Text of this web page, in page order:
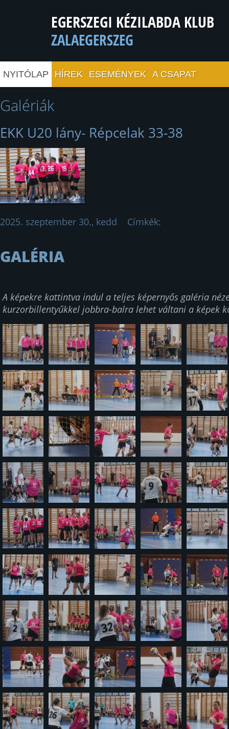
EGERSZEGI KÉZILABDA KLUB
ZALAEGERSZEG
NYITÓLAP HÍREK ESEMÉNYEK A CSAPAT
Galériák
EKK U20 lány- Répcelak 33-38
2025. szeptember 30., kedd Címkék:
GALÉRIA
A képekre kattintva indul a teljes képernyős galéria
kurzorbillentyűkkel jobbra-balra lehet váltani a képek